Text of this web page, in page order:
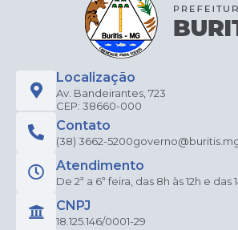
Localização
Av. Bandeirantes, 723
CEP: 38660-000
Contato
(38) 3662-5200
Atendimento
De 2ª a 6ª feira, das 8h às 12h e das
CNPJ
18.125.146/0001-29